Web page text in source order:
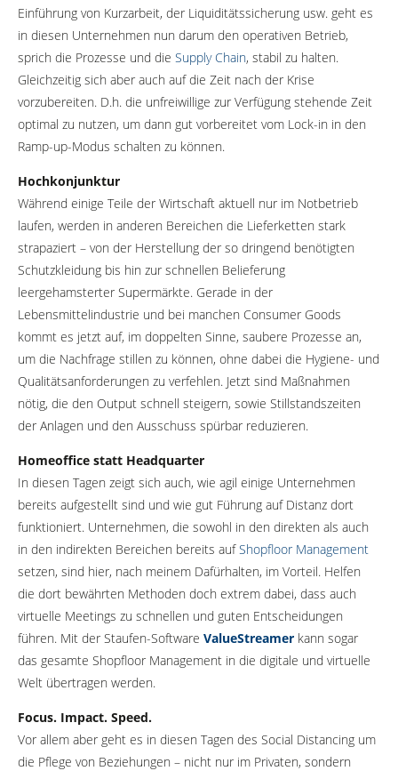
Einführung von Kurzarbeit, der Liquiditätssicherung usw. geht es
in diesen Unternehmen nun darum den operativen Betrieb,
sprich die Prozesse und die Supply Chain, stabil zu halten.
Gleichzeitig sich aber auch auf die Zeit nach der Krise
vorzubereiten. D.h. die unfreiwillige zur Verfügung stehende Zeit
optimal zu nutzen, um dann gut vorbereitet vom Lock-in in den
Ramp-up-Modus schalten zu können.
Hochkonjunktur
Während einige Teile der Wirtschaft aktuell nur im Notbetrieb
laufen, werden in anderen Bereichen die Lieferketten stark
strapaziert – von der Herstellung der so dringend benötigten
Schutzkleidung bis hin zur schnellen Belieferung
leergehamsterter Supermärkte. Gerade in der
Lebensmittelindustrie und bei manchen Consumer Goods
kommt es jetzt auf, im doppelten Sinne, saubere Prozesse an,
um die Nachfrage stillen zu können, ohne dabei die Hygiene- und
Qualitätsanforderungen zu verfehlen. Jetzt sind Maßnahmen
nötig, die den Output schnell steigern, sowie Stillstandszeiten
der Anlagen und den Ausschuss spürbar reduzieren.
Homeoffice statt Headquarter
In diesen Tagen zeigt sich auch, wie agil einige Unternehmen
bereits aufgestellt sind und wie gut Führung auf Distanz dort
funktioniert. Unternehmen, die sowohl in den direkten als auch
in den indirekten Bereichen bereits aufShopfloor Management
setzen, sind hier, nach meinem Dafürhalten, im Vorteil. Helfen
die dort bewährten Methoden doch extrem dabei, dass auch
virtuelle Meetings zu schnellen und guten Entscheidungen
führen. Mit der Staufen-Software ValueStreamer kann sogar
das gesamte Shopfloor Management in die digitale und virtuelle
Welt übertragen werden.
Focus. Impact. Speed.
Vor allem aber geht es in diesen Tagen des Social Distancing um
die Pflege von Beziehungen – nicht nur im Privaten, sondern